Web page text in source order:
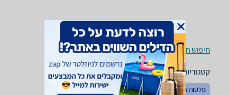
חיפוש חנויות מפות שולחן לפי עיר
קטגוריות משלימות
פלטות חשמליות אחסון וארגון המטבח